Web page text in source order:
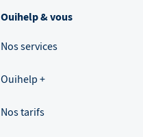
Ouihelp & vous
Nos services
Ouihelp +
Nos tarifs